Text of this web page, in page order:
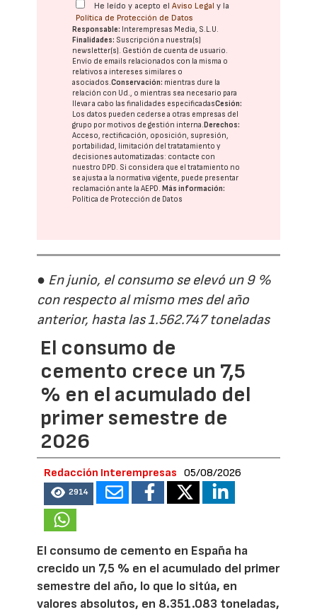
He leído y acepto elAviso Legal y la
Política de Protección de Datos
Responsable: Interempresas Media, S.L.U.
Finalidades: Suscripción a nuestra(s)
newsletter(s). Gestión de cuenta de usuario.
Envío de emails relacionados con la misma o
relativos a intereses similares o
asociados.Conservación: mientras dure la
relación con Ud., o mientras sea necesario para
llevar a cabo las finalidades especificadasCesión:
Los datos pueden cederse a otras empresas del
grupo por motivos de gestión interna. Derechos:
Acceso, rectificación, oposición, supresión,
portabilidad, limitación del tratatamiento y
decisiones automatizadas: contacte con
nuestro DPD. Si considera que el tratamiento no
se ajusta a la normativa vigente, puede presentar
reclamación ante laAEPD. Más información:
Política de Protección de Datos
● En junio, el consumo se elevó un 9 %
con respecto al mismo mes del año
anterior, hasta las 1.562.747 toneladas
El consumo de
cemento crece un 7,5
% en el acumulado del
primer semestre de
2026
Redacción Interempresas 05/08/2026
2914
El consumo de cemento en España ha
crecido un 7,5 % en el acumulado del primer
semestre del año, lo que lo sitúa, en
valores absolutos, en 8.351.083 toneladas,